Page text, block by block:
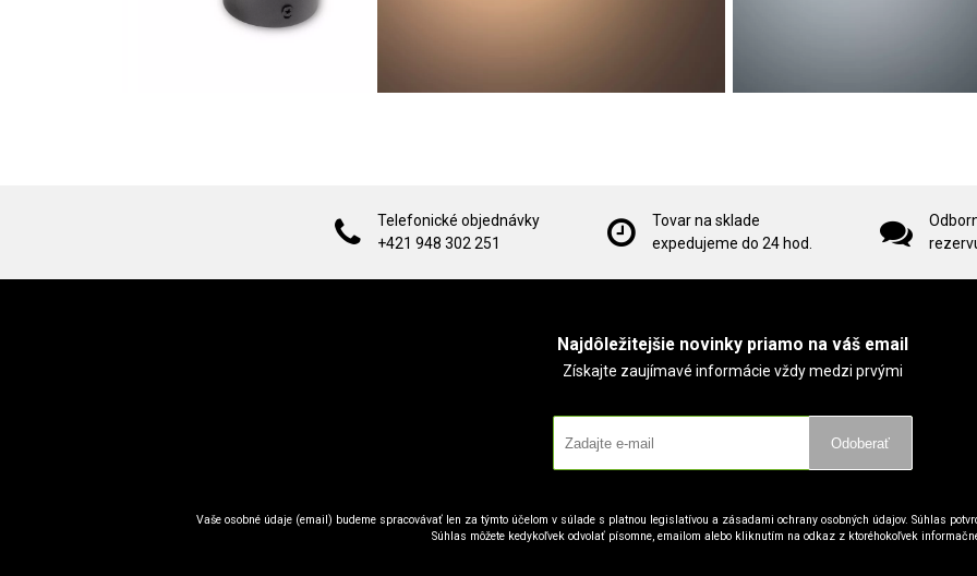
Telefonické objednávky
+421 948 302 251
Tovar na sklade
expedujeme do 24 hod.
Najdôležitejšie novinky priamo na váš email
Získajte zaujímavé informácie vždy medzi prvými
Odoberať
Vaše osobné údaje (email) budeme spracovávať len za týmto účelom v súlade s platnou legislatívou a zásadami ochrany osobných údajov. Súhlas
Súhlas môžete kedykoľvek odvolať písomne, emailom alebo kliknutím na odkaz z ktoréhokoľvek